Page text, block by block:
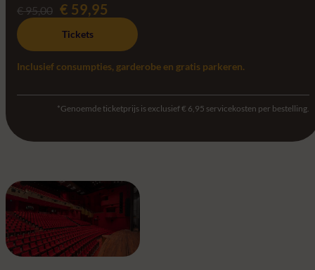
€ 95,00 € 59,95
Tickets
Inclusief consumpties, garderobe en gratis parkeren.
*Genoemde ticketprijs is exclusief € 6,95 servicekosten per bestelling.